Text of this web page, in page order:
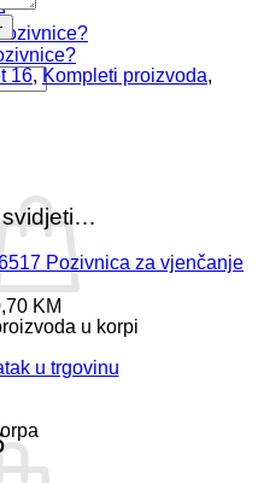
u korpi
u trgovinu
16, Kompleti proizvoda,
svidjeti…
Pozivnica za vjenčanje
KM